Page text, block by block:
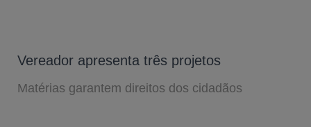
Vereador apresenta três projetos
Matérias garantem direitos dos cidadãos